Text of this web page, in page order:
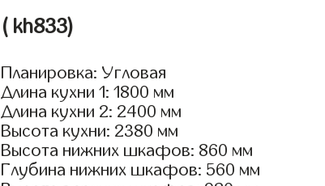
( kh833)
Планировка: Угловая
Длина кухни 1: 1800 мм
Длина кухни 2: 2400 мм
Высота кухни: 2380 мм
Высота нижних шкафов: 860 мм
Глубина нижних шкафов: 560 мм